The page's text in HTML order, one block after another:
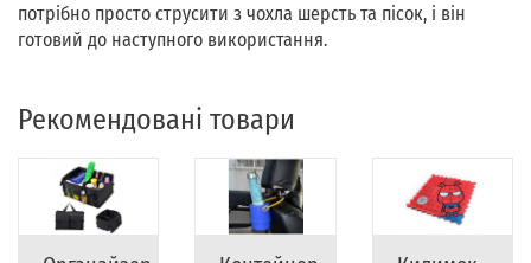
потрібно просто струсити з чохла шерсть та пісок, і він
готовий до наступного використання.
Рекомендовані товари